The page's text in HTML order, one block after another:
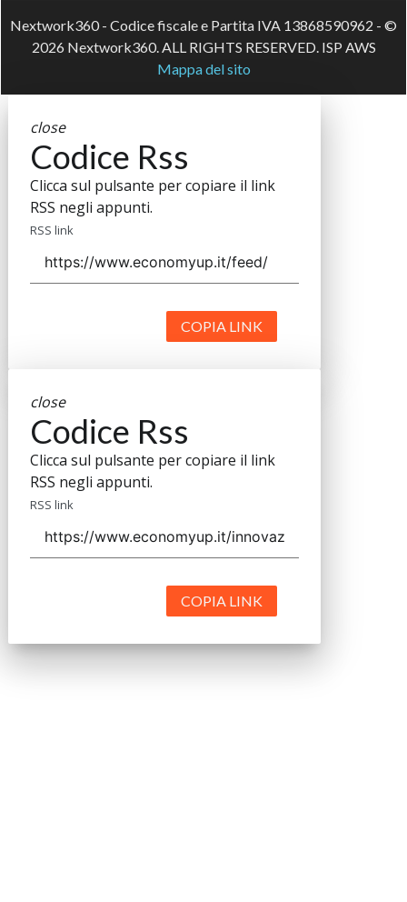
Nextwork360 - Codice fiscale e Partita IVA 13868590962 - ©
2026 Nextwork360. ALL RIGHTS RESERVED. ISP AWS
Mappa del sito
close
Codice Rss
Clicca sul pulsante per copiare il link
RSS negli appunti.
RSS link
COPIA LINK
close
Codice Rss
Clicca sul pulsante per copiare il link
RSS negli appunti.
RSS link
COPIA LINK